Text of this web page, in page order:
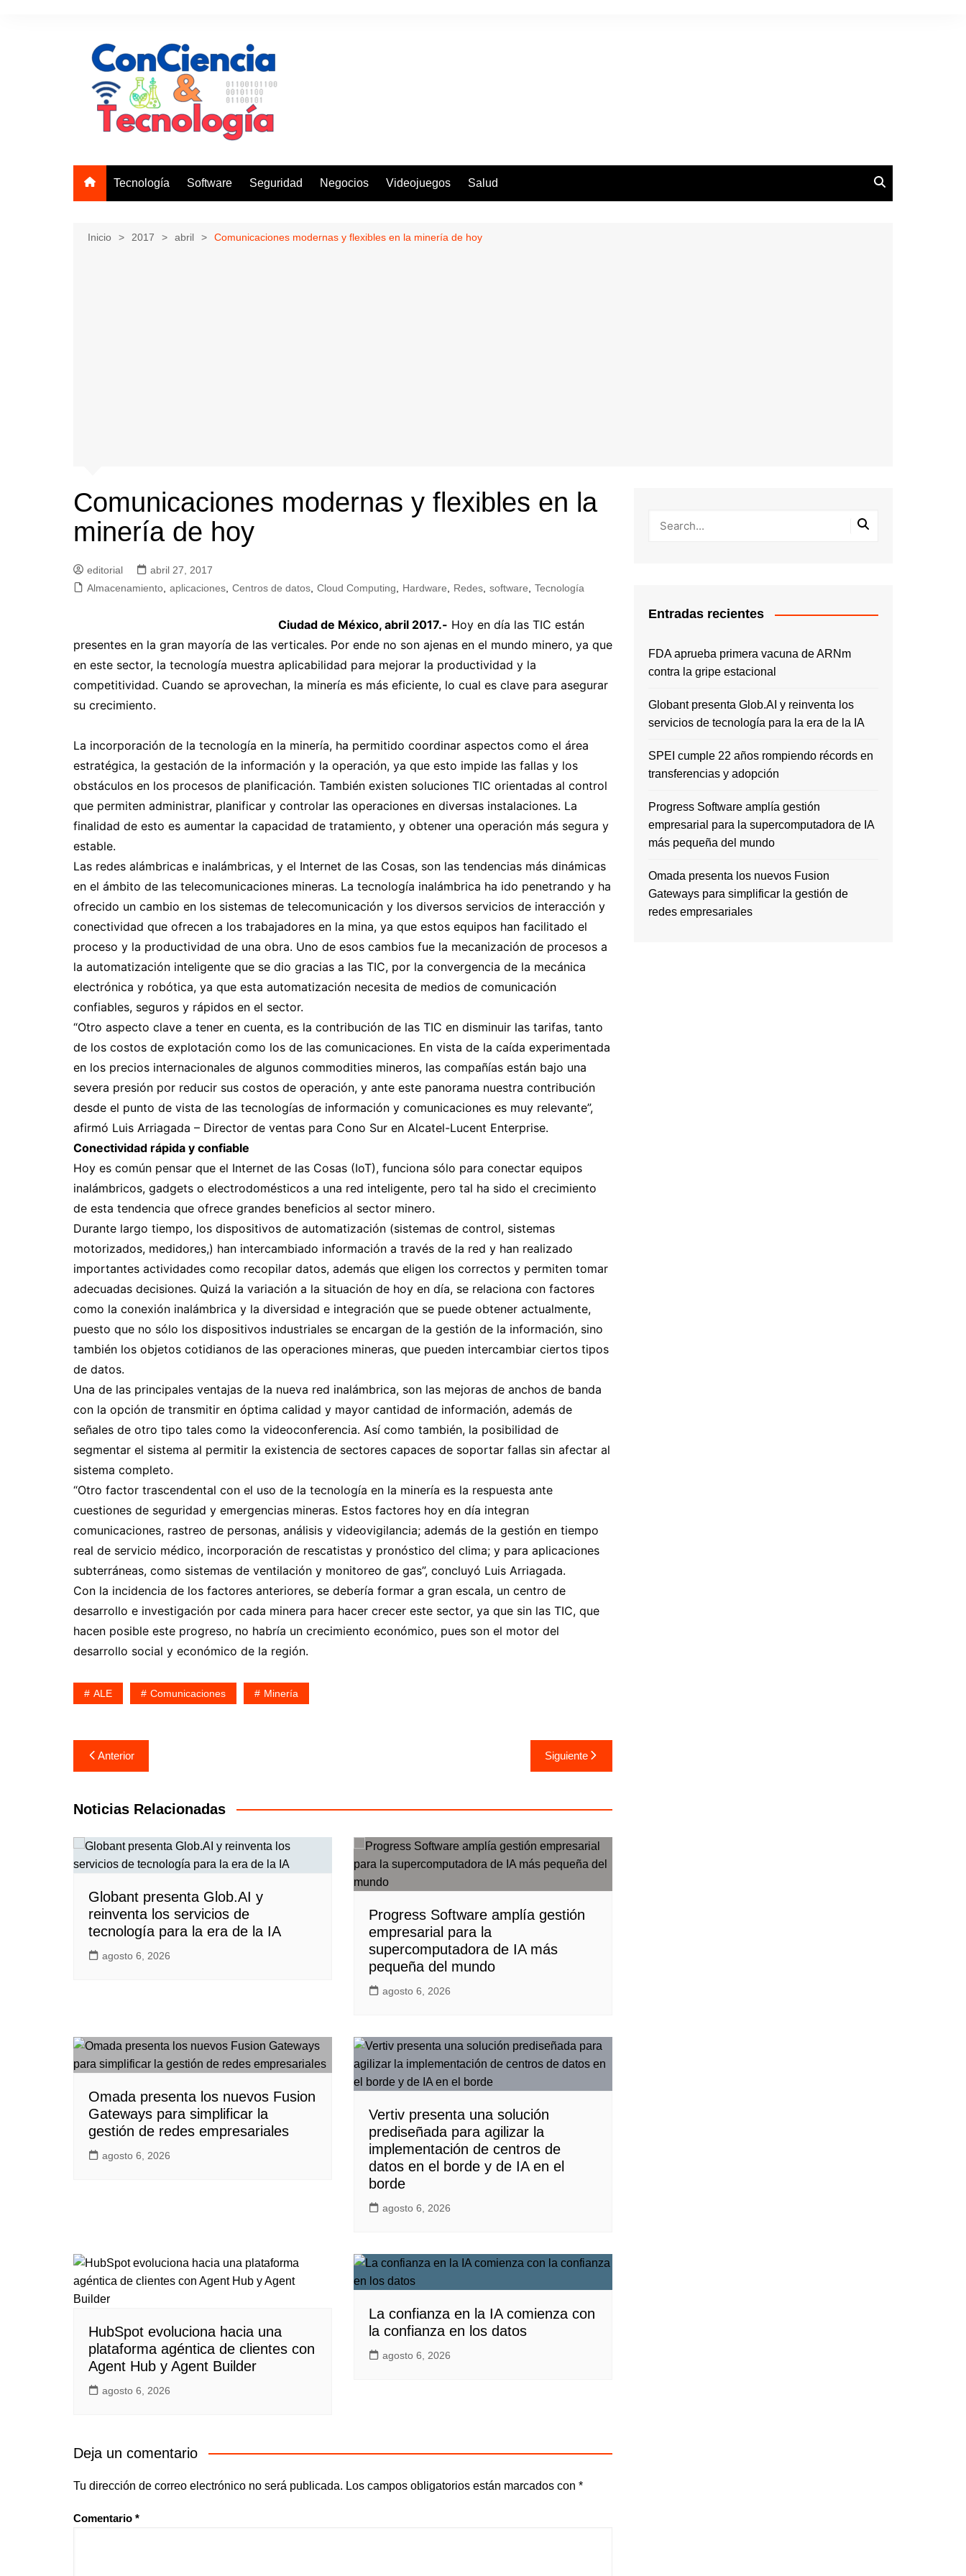
Tecnología Software Seguridad Negocios Videojuegos Salud
Inicio 2017 abril Comunicaciones modernas y flexibles en la minería de hoy
Comunicaciones modernas y flexibles en la
minería de hoy
editorial
abril 27, 2017
Almacenamiento aplicaciones Centros de datos Cloud Computing Hardware Redes software Tecnología
Ciudad de México, abril 2017.- Hoy en día las TIC están
presentes en la gran mayoría de las verticales. Por ende no son ajenas en el mundo minero, ya que
en este sector, la tecnología muestra aplicabilidad para mejorar la productividad y la
competitividad. Cuando se aprovechan, la minería es más eficiente, lo cual es clave para asegurar
su crecimiento.
La incorporación de la tecnología en la minería, ha permitido coordinar aspectos como el área
estratégica, la gestación de la información y la operación, ya que esto impide las fallas y los
obstáculos en los procesos de planificación. También existen soluciones TIC orientadas al control
que permiten administrar, planificar y controlar las operaciones en diversas instalaciones. La
finalidad de esto es aumentar la capacidad de tratamiento, y obtener una operación más segura y
estable.
Las redes alámbricas e inalámbricas, y el Internet de las Cosas, son las tendencias más dinámicas
en el ámbito de las telecomunicaciones mineras. La tecnología inalámbrica ha ido penetrando y ha
ofrecido un cambio en los sistemas de telecomunicación y los diversos servicios de interacción y
conectividad que ofrecen a los trabajadores en la mina, ya que estos equipos han facilitado el
proceso y la productividad de una obra. Uno de esos cambios fue la mecanización de procesos a
la automatización inteligente que se dio gracias a las TIC, por la convergencia de la mecánica
electrónica y robótica, ya que esta automatización necesita de medios de comunicación
confiables, seguros y rápidos en el sector.
“Otro aspecto clave a tener en cuenta, es la contribución de las TIC en disminuir las tarifas, tanto
de los costos de explotación como los de las comunicaciones. En vista de la caída experimentada
en los precios internacionales de algunos commodities mineros, las compañías están bajo una
severa presión por reducir sus costos de operación, y ante este panorama nuestra contribución
desde el punto de vista de las tecnologías de información y comunicaciones es muy relevante”,
afirmó Luis Arriagada – Director de ventas para Cono Sur en Alcatel-Lucent Enterprise.
Conectividad rápida y confiable
Hoy es común pensar que el Internet de las Cosas (IoT), funciona sólo para conectar equipos
inalámbricos, gadgets o electrodomésticos a una red inteligente, pero tal ha sido el crecimiento
de esta tendencia que ofrece grandes beneficios al sector minero.
Durante largo tiempo, los dispositivos de automatización (sistemas de control, sistemas
motorizados, medidores,) han intercambiado información a través de la red y han realizado
importantes actividades como recopilar datos, además que eligen los correctos y permiten tomar
adecuadas decisiones. Quizá la variación a la situación de hoy en día, se relaciona con factores
como la conexión inalámbrica y la diversidad e integración que se puede obtener actualmente,
puesto que no sólo los dispositivos industriales se encargan de la gestión de la información, sino
también los objetos cotidianos de las operaciones mineras, que pueden intercambiar ciertos tipos
de datos.
Una de las principales ventajas de la nueva red inalámbrica, son las mejoras de anchos de banda
con la opción de transmitir en óptima calidad y mayor cantidad de información, además de
señales de otro tipo tales como la videoconferencia. Así como también, la posibilidad de
segmentar el sistema al permitir la existencia de sectores capaces de soportar fallas sin afectar al
sistema completo.
“Otro factor trascendental con el uso de la tecnología en la minería es la respuesta ante
cuestiones de seguridad y emergencias mineras. Estos factores hoy en día integran
comunicaciones, rastreo de personas, análisis y videovigilancia; además de la gestión en tiempo
real de servicio médico, incorporación de rescatistas y pronóstico del clima; y para aplicaciones
subterráneas, como sistemas de ventilación y monitoreo de gas”, concluyó Luis Arriagada.
Con la incidencia de los factores anteriores, se debería formar a gran escala, un centro de
desarrollo e investigación por cada minera para hacer crecer este sector, ya que sin las TIC, que
hacen posible este progreso, no habría un crecimiento económico, pues son el motor del
desarrollo social y económico de la región.
ALE Comunicaciones Minería
Navegación
de
entradas
Anterior Siguiente
Noticias Relacionadas
Globant presenta Glob.AI y
reinventa los servicios de
tecnología para la era de la IA
agosto 6, 2026
Progress Software amplía gestión
empresarial para la
supercomputadora de IA más
pequeña del mundo
agosto 6, 2026
Omada presenta los nuevos Fusion
Gateways para simplificar la
gestión de redes empresariales
agosto 6, 2026
Vertiv presenta una solución
prediseñada para agilizar la
implementación de centros de
datos en el borde y de IA en el
borde
agosto 6, 2026
HubSpot evoluciona hacia una
plataforma agéntica de clientes con
Agent Hub y Agent Builder
agosto 6, 2026
La confianza en la IA comienza con
la confianza en los datos
agosto 6, 2026
Deja un comentario
Tu dirección de correo electrónico no será publicada. Los campos obligatorios están marcados con *
Comentario *
Entradas recientes
FDA aprueba primera vacuna de ARNm
contra la gripe estacional
Globant presenta Glob.AI y reinventa los
servicios de tecnología para la era de la IA
SPEI cumple 22 años rompiendo récords en
transferencias y adopción
Progress Software amplía gestión
empresarial para la supercomputadora de IA
más pequeña del mundo
Omada presenta los nuevos Fusion
Gateways para simplificar la gestión de
redes empresariales